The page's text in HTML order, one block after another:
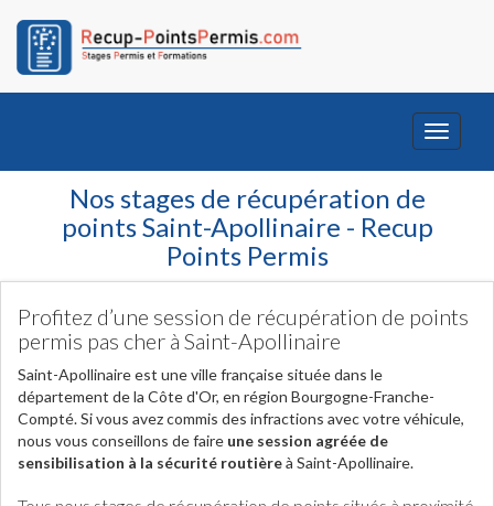
Toggle
Nos stages de récupération de
points Saint-Apollinaire - Recup
Points Permis
Profitez d’une session de récupération de points
permis pas cher à Saint-Apollinaire
Saint-Apollinaire est une ville française située dans le
département de la Côte d'Or, en région Bourgogne-Franche-
Compté. Si vous avez commis des infractions avec votre véhicule,
nous vous conseillons de faire une session agréée de
sensibilisation à la sécurité routièreà Saint-Apollinaire.